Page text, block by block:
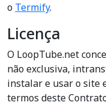
o Termify.
Licença
O LoopTube.net
não exclusiva,
instalar e usar o site
termos deste